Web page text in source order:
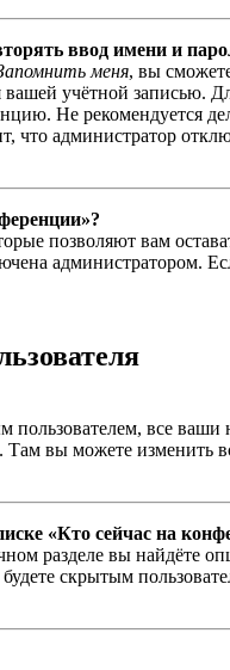
ввод имени и
меня, вы
вашей учётной записью.
Не рекомендуется
что администратор
позволяют вам
администратором.
пользователем, все
. Там вы можете изменить
«Кто сейчас на
разделе вы найдёте
скрытым